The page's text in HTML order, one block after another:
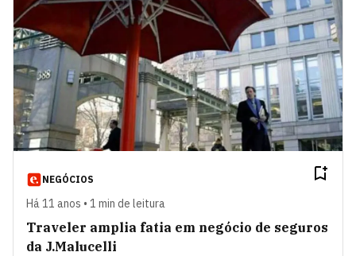
NEGÓCIOS
Há 11 anos • 1 min de leitura
Traveler amplia fatia em negócio de seguros
da J.Malucelli